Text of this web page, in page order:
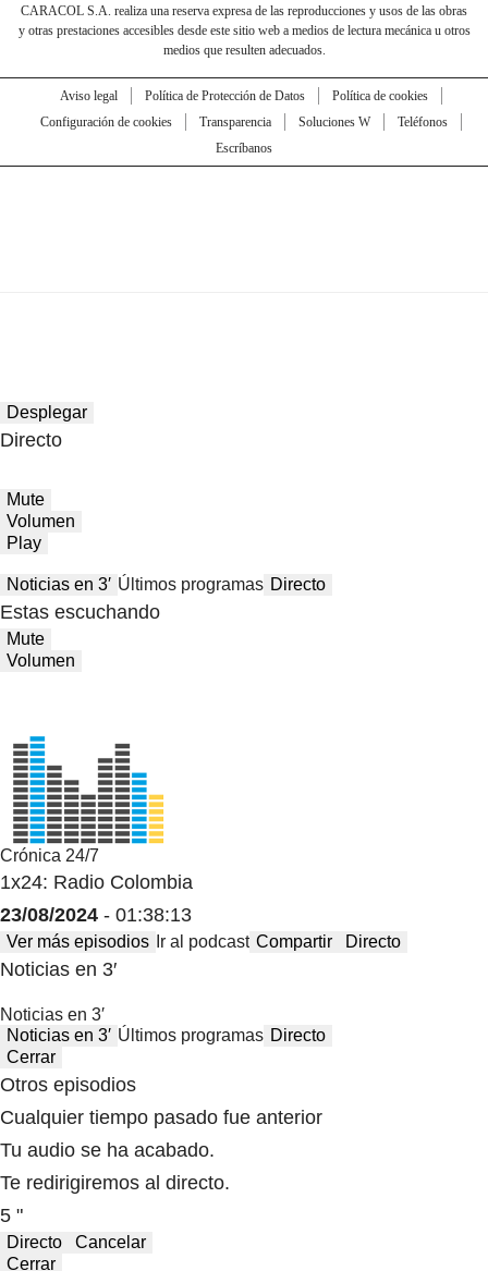
CARACOL S.A. realiza una reserva expresa de las reproducciones y usos de las obras
y otras prestaciones accesibles desde este sitio web a medios de lectura mecánica u otros
medios que resulten adecuados.
Aviso legal Política de Protección de Datos
Política de cookies
Configuración de cookies
Transparencia Soluciones W
Teléfonos
Escríbanos
Desplegar
Directo
Mute
Volumen
Play
Noticias en 3′ Últimos programas Directo
Estas escuchando
Mute
Volumen
Crónica 24/7
1x24: Radio Colombia
23/08/2024 - 01:38:13
Ver más episodios Ir al podcast Compartir Directo
Noticias en 3′
Noticias en 3′
Noticias en 3′ Últimos programas Directo
Cerrar
Otros episodios
Cualquier tiempo pasado fue anterior
Tu audio se ha acabado.
Te redirigiremos al directo.
5 "
Directo
Cancelar
Cerrar